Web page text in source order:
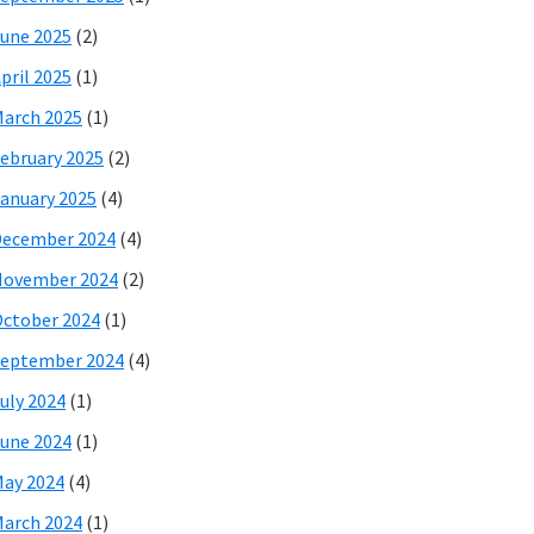
2025 (2)
2025 (1)
2025 (1)
2025 (2)
2025 (4)
2024(4)
2024(2)
2024(1)
2024 (4)
2024 (1)
2024(1)
2024(4)
2024(1)